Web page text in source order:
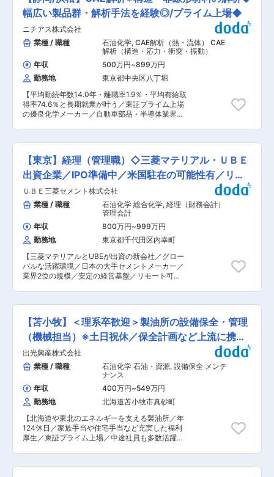
関して国内ナンバーワンの技術を有しています。
変更の範囲：会社の定める業務
がないか確認。 ・監査：社内・協力会社で基準値
や規格値に沿った作業が行われているか確認。 ・
試作立ち合い：顧客と仕様相談を行い、仕上がり
を確認。 ・書類作成：品質関連書類、評価サンプ
ル作成など。 商材例：芳香剤、虫よけ、園芸用
品、化粧品容器、照明器具など。 ■組織構成 東
京支店：営業職2名、企画開発職3名 大阪本社の
品質保証部は、5名で構成され、40〜50代の男性
が中心です。 経験を活かしながら幅広い品質領域
を学べます。 ■働き方 完全週休2日制（土日）で
年間休日122日。 賞与年2回＋決算賞与、業績連
動手当など社員還元の制度が充実。 転勤は当面な
社について 誠和産業は、プラスチック製品の企
画・設計・成形・加工・量産まで一貫対応する総
向き合うことで高い信頼を獲得し、コロナ禍でも
売上を伸ばしています。 変更の範囲：会社の定め
る業務
率50％以上の安定基盤で、他大手企業では味わえ
ないスピード感・柔軟性をもって第二創業期の変
革に携わることができます。 ＜特徴＞ ・大手安
定性×ベンチャー級の挑戦スピード ・半導体・AI
材料を中心に事業拡大、25FYも事業最高益で将
来性〇 ・経営陣が強い意思を持ち、組織改革を断
行 ◆業務概要 ご入社後、株式会社レゾナック・
ホールディングスに出向となります。 税務部にて
税務決算・申告関連業務、移転価格税制対応等の
国際税務業務、あるいは国内外グループ会社を含
めた税務体制管理をご担当頂きます。ご経験・ス
キルに応じて業務をアサインとなります。 ◆業務
詳細 ・国税・地方税・消費税等の決算・申告関連
体制整備、BEPS2.0対応、移転価格モニタリン
グ、文書化によるリスク低減対応、国内外税務自
主監査の企画実施 ・事業部門や関係会社への税務
支援 ・海外進出やM&A等のプロジェクトに対す
る税務支援 ※業務によっては英語を使用する機会
がございます（英文読解、英文メール対応、英会
合を経て、グループ横断の税務管理によりどのよ
うに企業価値最大化に貢献していくのか、言い換
えれば税負担を抑えながら利益増大に貢献するか
の戦略設計に比重を置いていく方針です。これか
ら統合税務管理を運用・改善してゆくフェーズで
あり貴重な経験ができます。 ※株式会社レゾナッ
クの持株会社で半導体・電子材料・モビリティを
中核に、幅広い領域で事業を展開しています。
る業務
幅広い製品群・解析手法を経験◎/プライム上場◆
ニチアス株式会社
業種 / 職種
石油化学, CAE解析（熱・流体） CAE
解析（構造・応力・衝突・振動）
年収
500万円~899万円
勤務地
東京都中央区八丁堀
【平均勤続年数14.0年・離職率1.9％・平均有給取
得率74.6％と長期就業が叶う／東証プライム上場
の優良化学メーカー／自動車部品・半導体業界向
充実】 ■業務内容： 同社のCAE一課では構造解
析、非線形材料の解析を担当しています。 ◇社内
からの解析依頼への対応 約10種類の解析ソフト
を解析用途に応じて使っております。 ※構造解
析：Ansys、Abaqus／熱流体解析：scFLOWなど
◇シミュレーション技術の開発 ・既存ソフトの活
用（使いこなし）技術の向上 ・新規ソフトの検
討〜導入 ◇社内教育での講師 研究開発や製品設
計開発員に対しての勉強会の実施 ■ご入社後の流
れ： ご入社後は同社の製品や仕事の流れを学んで
いただきます。その後は具体的な案件を先輩社員
と一緒に経験していただくOJT形式でのキャッチ
アップを予定しております。 ■ニチアスで働く魅
力： ・自動車、半導体、石油化学、建材と事業領
域が広いため、様々な産業分野・製品群に関して
の解析を行うことが可能です。また扱う解析ソフ
社問わず、個人の自由な挑戦を後押しする文化や
「なんでもやってみよう」という雰囲気がござい
ます。ご自身のスキルや成長に応じたキャリア選
択がしやすい環境です。 ■将来性、魅力点： ・
発電、石油化学、建材、半導体、自動車、航空宇
宙等、幅広い業界と取引をしており、各分野でト
ップシェア製品を保有しております。特定業界へ
の依存度が少ないことや、ニッチではあるが不可
欠な製品を供給していることから、景気や業界不
振に左右されにくいため、長期就業が叶います。
・半導体および省エネ、脱炭素などの環境分野と
いった成長市場向けの製品開発、供給にも注力し
ております。特にクリーンな製造環境が求められ
つ・保つ」技術を活かした高機能製品を供給して
おり、事業将来性が高く、長期就業が叶います。
【東京】経理（管理職）◇三菱マテリアル・ＵＢＥ
出資企業／IPO準備中／米国駐在の可能性有／リモ
ート可
ＵＢＥ三菱セメント株式会社
業種 / 職種
石油化学 総合化学, 経理（財務会計）
管理会計
年収
800万円~999万円
勤務地
東京都千代田区内幸町
【三菱マテリアルとUBEが出資の新会社／グロー
バルな活躍環境／日本の大手セメントメーカー／
業界2位の規模／安定の経営基盤／リモート可／
します。ご入社後まずは、下記業務をお任せしな
がら当社の理解を深めていただきます。 ・米国を
中心とする海外グループ会社の経理関連業務（業
績管理・分析） ・新規海外拠点取得（M&A）等
のプロジェクト案件の経理財務関連業務に従事 ※
将来的には米国等の海外事業所に駐在し、グルー
プ各社の経理・財務・管理・戦略業務等に取り組
んでいただき、駐在から帰国後は本社等にて、経
理財務業務での活躍を期待しています。 ■配属部
署 海外部は、海外グループ会社の管理や現地と協
力した海外事業の戦略検討・立案を担っていま
す。現地駐在員と連携しながら、毎月の業績報告
資料作成や予算資料等を作成し、社内への報告を
行います。兼務メンバーも含めて約16名で構成さ
れており、営業・法務・総務・生産技術など各部
門からのメンバーが集まる組織です。 ■語学につ
【苫小牧】＜理系卒歓迎＞製油所の設備保全・管理
（機械担当）※土日祝休／保全計画など上流に携わ
る
出光興産株式会社
業種 / 職種
石油化学 石油・資源, 設備保全 メンテ
ナンス
年収
400万円~549万円
勤務地
北海道苫小牧市真砂町
【北海道や東北のエネルギーを支える製油所／年
124休日／家族手当や住宅手当など充実した福利
厚生／東証プライム上場／中途社員も多数活躍】
向を命ずることがある】 メンテナンスエンジニア